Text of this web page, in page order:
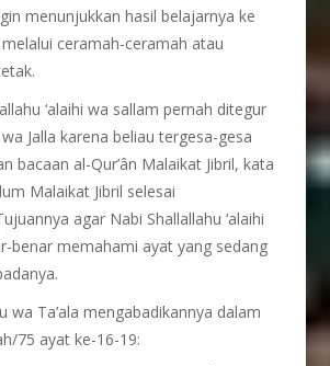
menunjukkan hasil belajarnya ke
ceramah-ceramah atau
‘alaihi wa sallam pernah ditegur
Jalla karena beliau tergesa-gesa
bacaan al-Qur’ân Malaikat Jibril, kata
Malaikat Jibril selesai
agar Nabi Shallallahu ‘alaihi
benar memahami ayat yang sedang
wa Ta’ala mengabadikannya dalam
75 ayat ke-16-19: